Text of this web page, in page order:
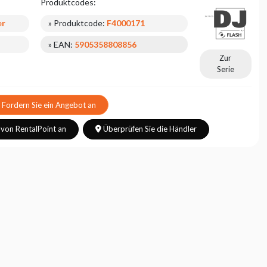
» Produktcode: F4000171
» EAN: 5905358808856
Zur
Serie
Fordern Sie ein Angebot an
RentalPoint an Überprüfen Sie die Händler